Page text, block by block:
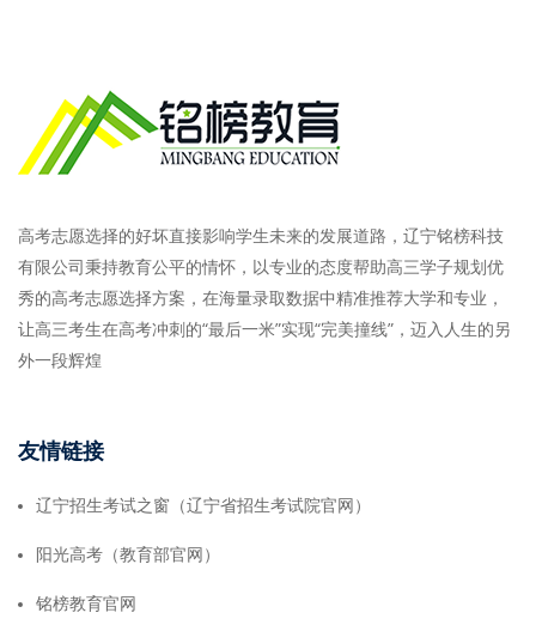
高考志愿选择的好坏直接影响学生未来的发展道路，辽宁铭榜科技
有限公司秉持教育公平的情怀，以专业的态度帮助高三学子规划优
秀的高考志愿选择方案，在海量录取数据中精准推荐大学和专业，
让高三考生在高考冲刺的“最后一米”实现“完美撞线”，迈入人生的另
外一段辉煌
友情链接
辽宁招生考试之窗（辽宁省招生考试院官网）
阳光高考（教育部官网）
铭榜教育官网